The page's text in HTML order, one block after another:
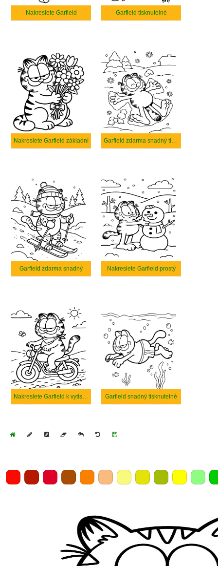
Nakreslete Garfield Garfield tisknutelné
Nakreslete Garfield základní Garfield zdarma snadný tisknutelné
Garfield zdarma snadný Nakreslete Garfield prostý
Nakreslete Garfield k vytisknutí zdarma Garfield snadný tisknutelné